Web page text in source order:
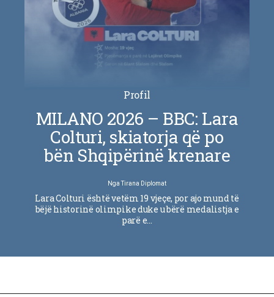
Profil
MILANO 2026 – BBC: Lara
Colturi, skiatorja që po
bën Shqipërinë krenare
NgaTirana Diplomat
Lara Colturi është vetëm 19 vjeçe, por ajo mund të
bëjë historinë olimpike duke u bërë medalistja e
parë e…